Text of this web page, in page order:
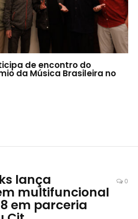
de encontro do
da Música Brasileira no
lança
multifuncional
em parceria
0